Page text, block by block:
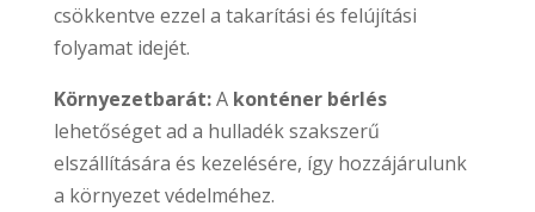
csökkentve ezzel a takarítási és felújítási
folyamat idejét.
Környezetbarát:A konténer bérlés
lehetőséget ad a hulladék szakszerű
elszállítására és kezelésére, így hozzájárulunk
a környezet védelméhez.